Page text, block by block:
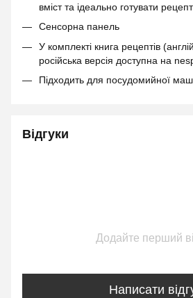
вміст та ідеально готувати рецепт
Сенсорна панель
У комплекті книга рецептів
російська версія доступна на
Підходить для посудомийної
Відгуки
Додайте перший
Написати